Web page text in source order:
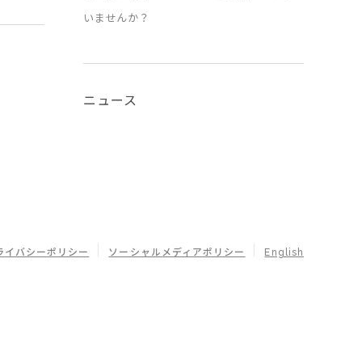
いませんか？
ニュース
イバシーポリシー ソーシャルメディアポリシー English